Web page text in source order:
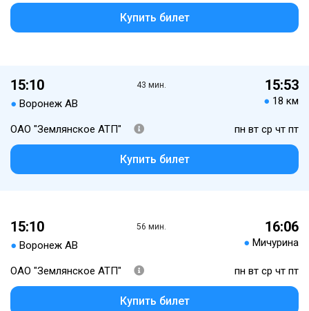
Купить билет
15:10
● Воронеж АВ
43 мин. 15:53
● 18 км
ОАО "Землянское АТП" пн вт ср чт пт
Купить билет
15:10
● Воронеж АВ
56 мин. 16:06
● Мичурина
ОАО "Землянское АТП" пн вт ср чт пт
Купить билет